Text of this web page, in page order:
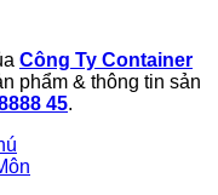
Công Ty Container
phẩm & thông tin sản
45.